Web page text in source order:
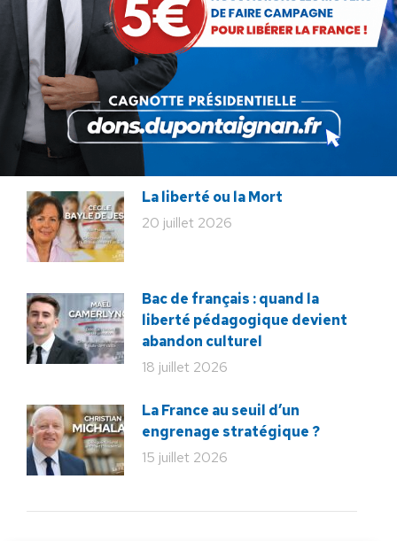
30 juillet 2026
Zinedine Zidane, le retour du
héros : la France confie son
destin à sa plus grande
légende
29 juillet 2026
La liberté ou la Mort
20 juillet 2026
Bac de français : quand la
liberté pédagogique devient
abandon culturel
18 juillet 2026
La France au seuil d’un
engrenage stratégique ?
15 juillet 2026